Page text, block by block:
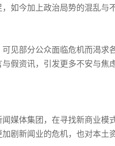
如今加上政治局势的混乱与
见部分公众面临危机而渴求
假资讯，引发更多不安与焦虑
媒体集团，在寻找新商业
剧新闻业的危机，也对本土